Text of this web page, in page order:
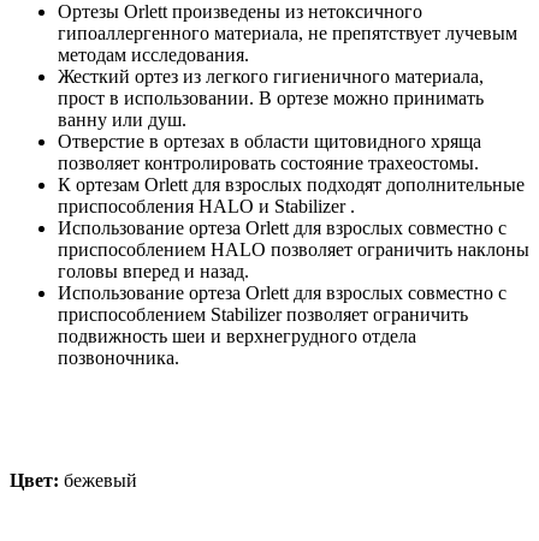
Ортезы Orlett произведены из нетоксичного
гипоаллергенного материала, не препятствует лучевым
методам исследования.
Жесткий ортез из легкого гигиеничного материала,
прост в использовании. В ортезе можно принимать
ванну или душ.
Отверстие в ортезах в области щитовидного хряща
позволяет контролировать состояние трахеостомы.
К ортезам Orlett для взрослых подходят дополнительные
приспособления HALO и Stabilizer .
Использование ортеза Orlett для взрослых совместно с
приспособлением HALO позволяет ограничить наклоны
головы вперед и назад.
Использование ортеза Orlett для взрослых совместно с
приспособлением Stabilizer позволяет ограничить
подвижность шеи и верхнегрудного отдела
позвоночника.
Цвет: бежевый